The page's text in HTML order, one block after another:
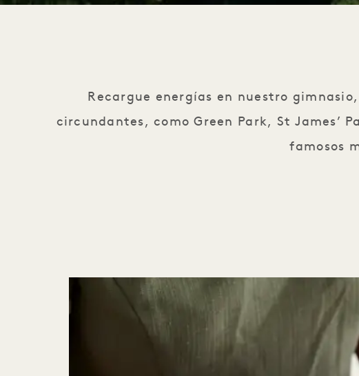
Recargue energías en nuestro
circundantes, como Green Park, St James’
famosos